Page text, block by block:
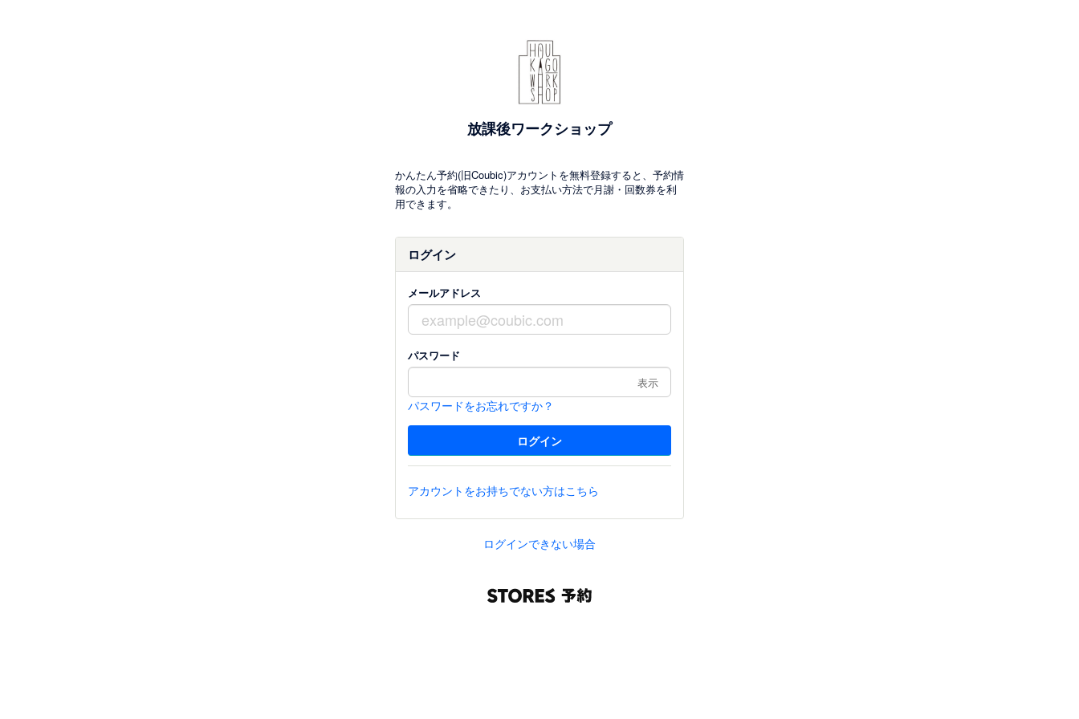
放課後ワークショップ
かんたん予約(旧Coubic)アカウントを無料登録すると、予約情
報の入力を省略できたり、お支払い方法で月謝・回数券を利
用できます。
ログイン
メールアドレス
パスワード
表示
パスワードをお忘れですか？
アカウントをお持ちでない方はこちら
ログインできない場合